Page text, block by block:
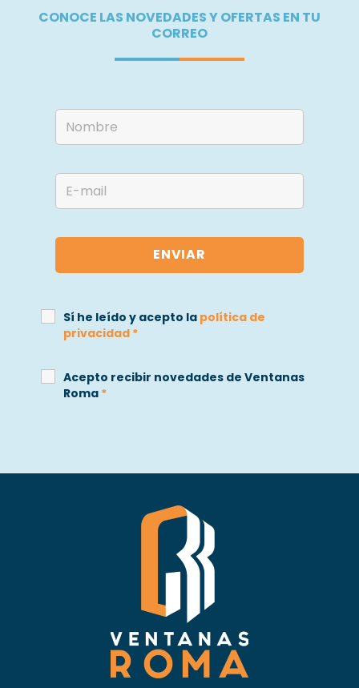
CONOCE LAS NOVEDADES Y OFERTAS EN TU
CORREO
Sí he leído y acepto la política de
privacidad *
Acepto recibir novedades de Ventanas
Roma *